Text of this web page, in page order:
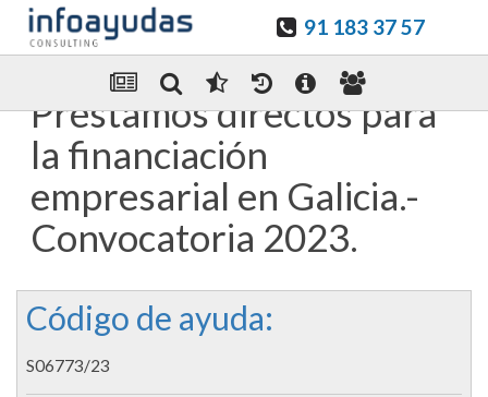
91 183 37 57
Enviar Por email
Préstamos directos para
la financiación
empresarial en Galicia.-
Convocatoria 2023.
Código de ayuda:
S06773/23